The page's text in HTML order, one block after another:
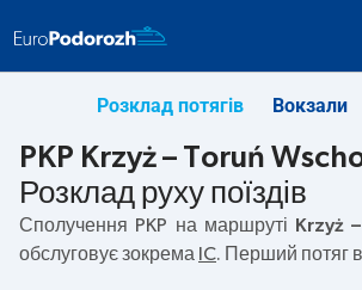
Розклад потягів Вокзали
PKP Krzyż – Toruń
Розклад руху поїздів
Сполучення PKP на маршруті
Krzyż
обслуговує зокрема IC . Перший потяг